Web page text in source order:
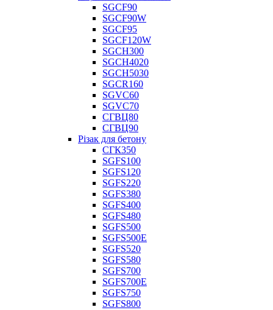
SGCF90
SGCF90W
SGCF95
SGCF120W
SGCH300
SGCH4020
SGCH5030
SGCR160
SGVC60
SGVC70
СГВЦ80
СГВЦ90
Різак для бетону
СГК350
SGFS100
SGFS120
SGFS220
SGFS380
SGFS400
SGFS480
SGFS500
SGFS500E
SGFS520
SGFS580
SGFS700
SGFS700E
SGFS750
SGFS800